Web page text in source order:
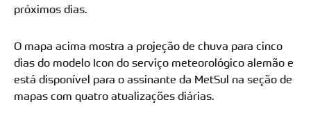
próximos dias.
O mapa acima mostra a projeção de chuva para cinco
dias do modelo Icon do serviço meteorológico alemão e
está disponível para o assinante da MetSul na seção de
mapas com quatro atualizações diárias.